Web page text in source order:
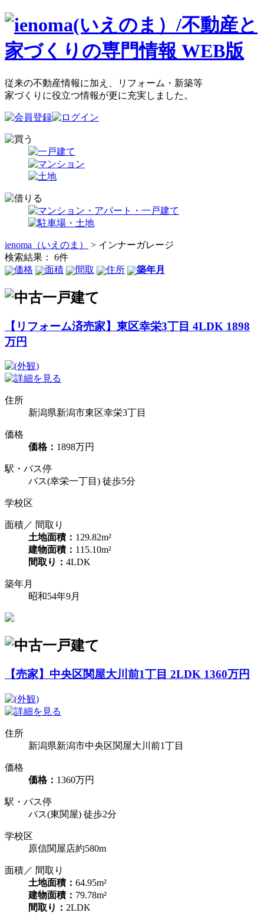
従来の不動産情報に加え、リフォーム・新築等
家づくりに役立つ情報が更に充実しました。
ienoma（いえのま）
> インナーガレージ
検索結果： 6件
価格
面積 間取 住所 築年月
【リフォーム済売家】東区幸栄3丁目 4LDK 1898
万円
住所
新潟県新潟市東区幸栄3丁目
価格
価格： 1898万円
駅・バス停
バス(幸栄一丁目) 徒歩5分
学校区
面積／ 間取り
土地面積： 129.82m²
建物面積： 115.10m²
間取り： 4LDK
築年月
昭和54年9月
【売家】中央区関屋大川前1丁目 2LDK 1360万円
住所
新潟県新潟市中央区関屋大川前1丁目
価格
価格： 1360万円
駅・バス停
バス(東関屋) 徒歩2分
学校区
原信関屋店約580m
面積／ 間取り
土地面積： 64.95m²
建物面積： 79.78m²
間取り： 2LDK